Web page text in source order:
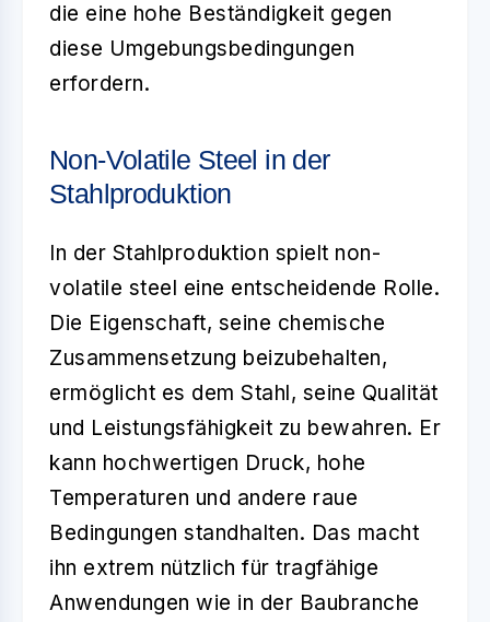
die eine hohe Beständigkeit gegen
diese Umgebungsbedingungen
erfordern.
Non-Volatile Steel in der
Stahlproduktion
In der Stahlproduktion spielt non-
volatile steel eine entscheidende Rolle.
Die Eigenschaft, seine chemische
Zusammensetzung beizubehalten,
ermöglicht es dem Stahl, seine Qualität
und Leistungsfähigkeit zu bewahren. Er
kann hochwertigen Druck, hohe
Temperaturen und andere raue
Bedingungen standhalten. Das macht
ihn extrem nützlich für tragfähige
Anwendungen wie in der Baubranche